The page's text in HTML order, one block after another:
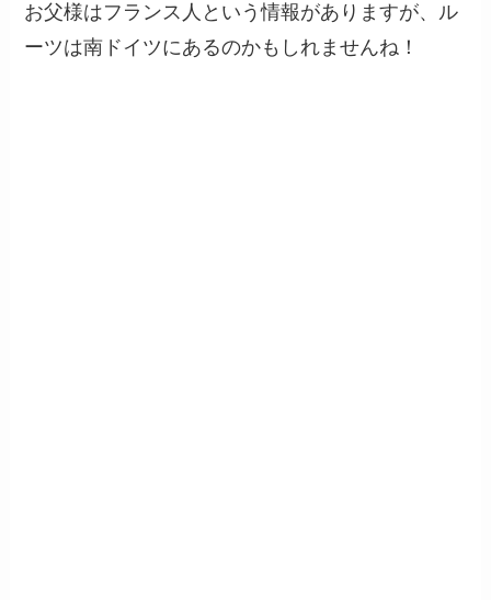
お父様はフランス人という情報がありますが、ル
ーツは南ドイツにあるのかもしれませんね！